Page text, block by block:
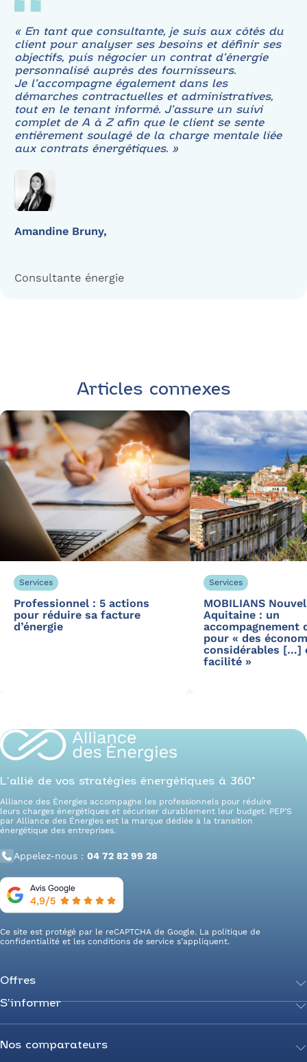
« En tant que consultante, je suis aux côtés du
client pour analyser ses besoins et définir ses
objectifs, puis négocier un contrat d’énergie
personnalisé auprès des fournisseurs.
Je l’accompagne également dans les
démarches contractuelles et administratives,
tout en le tenant informé. J’assure un suivi
complet de A à Z afin que le client se sente
entièrement soulagé de la charge mentale liée
aux contrats énergétiques. »
Amandine Bruny,
Consultante énergie
Articles connexes
Services
Professionnel : 5 actions
pour réduire sa facture
d’énergie
Services
MOBILIANS
Aquitaine : un
accompagnement
pour « des
considérables […]
facilité »
L’allié de vos stratégies énergétiques à 360°
Alliance des Énergies accompagne les professionnels pour réduire
leurs charges énergétiques et sécuriser durablement leur budget. PEP’S
par Alliance des Énergies est la marque dédiée à la transition
énergétique des entreprises.
Appelez-nous : 04 72 82 99 28
Ce site est protégé par le reCAPTCHA de Google. La politique de
confidentialité et les conditions de service s’appliquent.
Offres
Achetez votre énergie
Transition énergétique
Secteurs d’expertise
S’informer
Actualités
Guides de l’énergie
Nos comparateurs